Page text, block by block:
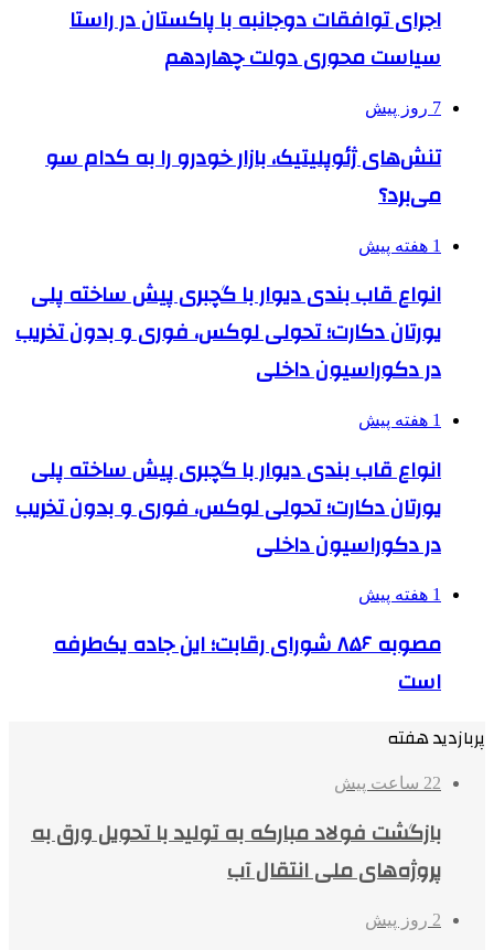
اجرای توافقات دوجانبه با پاکستان در راستا
سیاست محوری دولت چهاردهم
7 روز پیش
تنش‌های ژئوپلیتیک، بازار خودرو را به کدام سو
می‌برد؟
1 هفته پیش
انواع قاب بندی دیوار با گچبری پیش ساخته پلی
یورتان دکارت؛ تحولی لوکس، فوری و بدون تخریب
در دکوراسیون داخلی
1 هفته پیش
انواع قاب بندی دیوار با گچبری پیش ساخته پلی
یورتان دکارت؛ تحولی لوکس، فوری و بدون تخریب
در دکوراسیون داخلی
1 هفته پیش
مصوبه ۸۵۶ شورای رقابت؛ این جاده یک‌طرفه
است
پربازدید هفته
22 ساعت پیش
بازگشت فولاد مبارکه به تولید با تحویل ورق به
پروژه‌های ملی انتقال آب
2 روز پیش